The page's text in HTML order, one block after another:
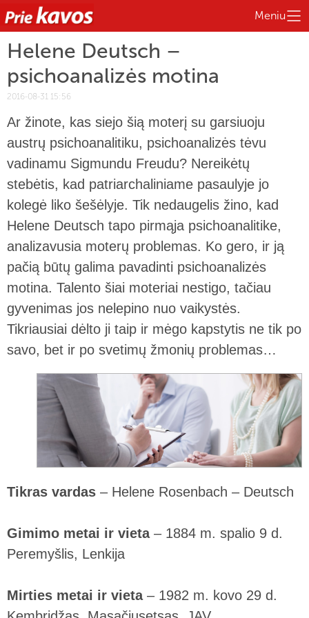
Meniu
Helene Deutsch –
psichoanalizės motina
2016-08-31 15:56
Ar žinote, kas siejo šią moterį su garsiuoju
austrų psichoanalitiku, psichoanalizės tėvu
vadinamu Sigmundu Freudu? Nereikėtų
stebėtis, kad patriarchaliniame pasaulyje jo
kolegė liko šešėlyje. Tik nedaugelis žino, kad
Helene Deutsch tapo pirmąja psichoanalitike,
analizavusia moterų problemas. Ko gero, ir ją
pačią būtų galima pavadinti psichoanalizės
motina. Talento šiai moteriai nestigo, tačiau
gyvenimas jos nelepino nuo vaikystės.
Tikriausiai dėlto ji taip ir mėgo kapstytis ne tik po
savo, bet ir po svetimų žmonių problemas…
Tikras vardas – Helene Rosenbach – Deutsch
Gimimo metai ir vieta– 1884 m. spalio 9 d.
Peremyšlis, Lenkija
Mirties metai ir vieta– 1982 m. kovo 29 d.